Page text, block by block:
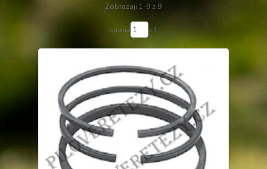
Zobrazuji 1-9 z 9
strana z 1